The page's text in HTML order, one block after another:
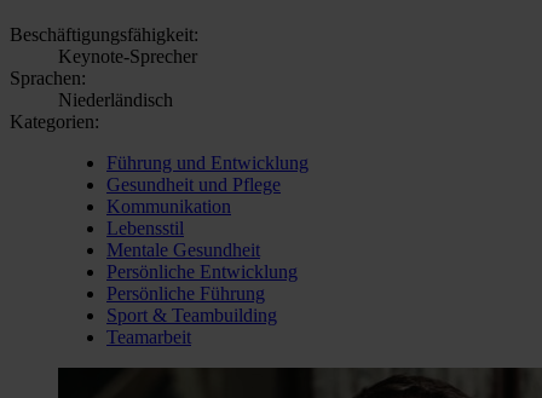
Beschäftigungsfähigkeit:
Keynote-Sprecher
Sprachen:
Niederländisch
Kategorien:
Führung und Entwicklung
Gesundheit und Pflege
Kommunikation
Lebensstil
Mentale Gesundheit
Persönliche Entwicklung
Persönliche Führung
Sport & Teambuilding
Teamarbeit